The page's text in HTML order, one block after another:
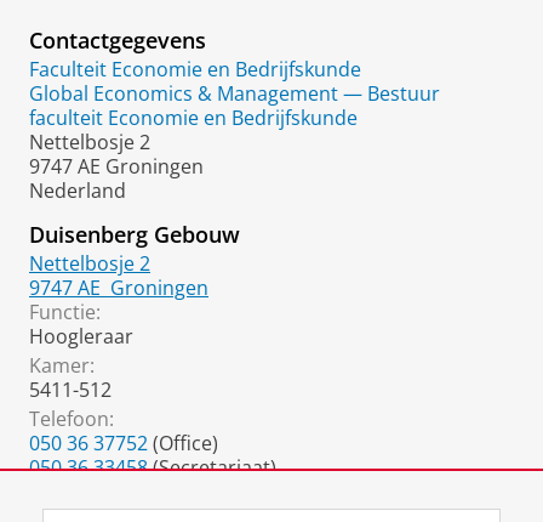
Contactgegevens
Faculteit Economie en Bedrijfskunde
Global Economics & Management — Bestuur
faculteit Economie en Bedrijfskunde
Nettelbosje 2
9747 AE Groningen
Nederland
Duisenberg Gebouw
Nettelbosje 2
9747 AE Groningen
Functie:
Hoogleraar
Kamer:
5411-512
Telefoon:
050 36 37752(Office)
050 36 33458(Secretariaat)